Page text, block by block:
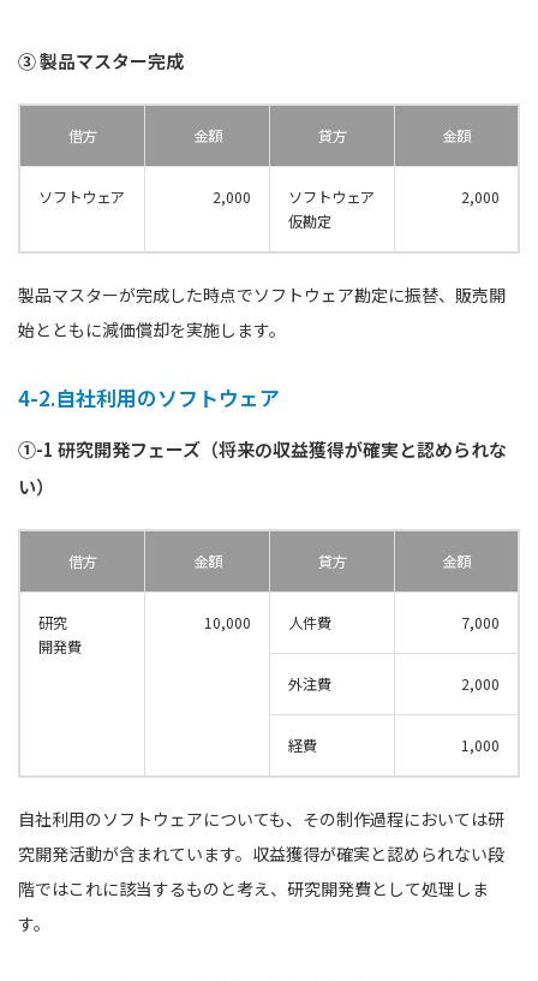
③ 製品マスター完成
借方 金額 貸方 金額
ソフトウェア 2,000
ソフトウェア
仮勘定
2,000
製品マスターが完成した時点でソフトウェア勘定に振替、販売開
始とともに減価償却を実施します。
4-2.自社利用のソフトウェア
①-1 研究開発フェーズ（将来の収益獲得が確実と認められな
い）
借方 金額 貸方 金額
研究
開発費
10,000 人件費 7,000
外注費 2,000
経費 1,000
自社利用のソフトウェアについても、その制作過程においては研
究開発活動が含まれています。収益獲得が確実と認められない段
階ではこれに該当するものと考え、研究開発費として処理しま
す。